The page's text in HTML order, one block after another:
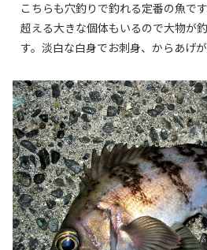
こちらも穴釣りで釣れる定番の魚で
超える大きな個体もいるので大物が
す。淡白な白身でお刺身、からあげが